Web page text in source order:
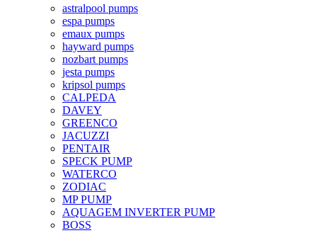
astralpool pumps
espa pumps
emaux pumps
hayward pumps
nozbart pumps
jesta pumps
kripsol pumps
CALPEDA
DAVEY
GREENCO
JACUZZI
PENTAIR
SPECK PUMP
WATERCO
ZODIAC
MP PUMP
AQUAGEM INVERTER PUMP
BOSS